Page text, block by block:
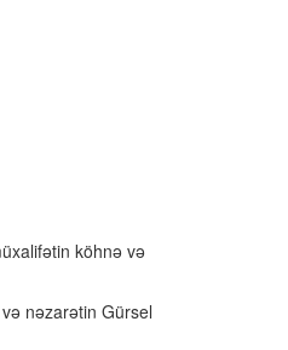
köhnə və
nəzarətin Gürsel